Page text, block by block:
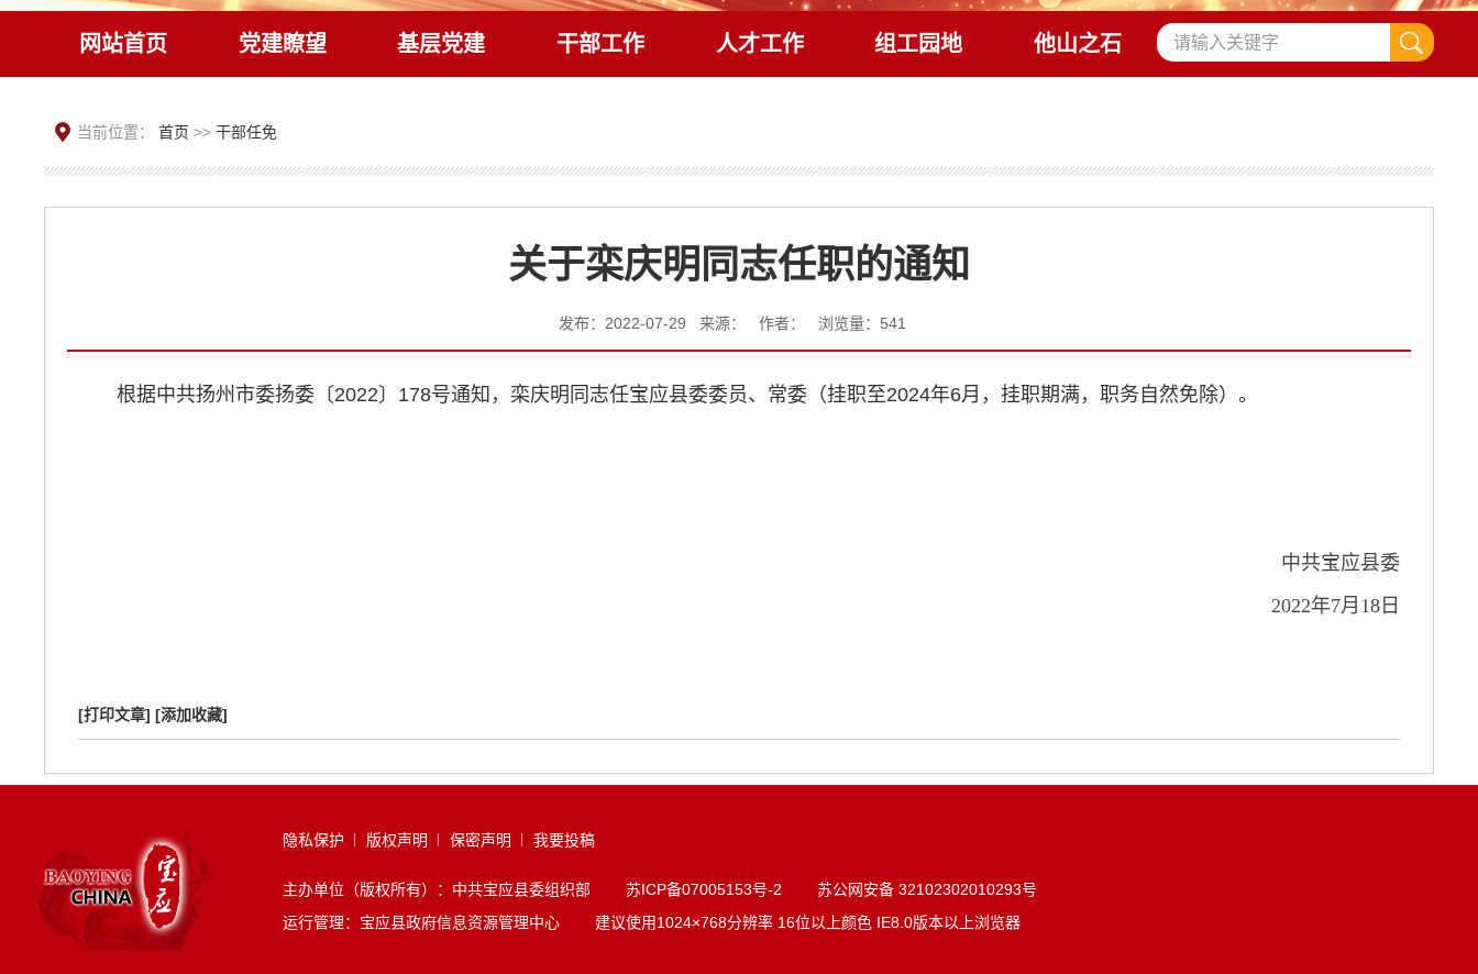
网站首页 党建瞭望 基层党建 干部工作 人才工作 组工园地 他山之石
当前位置： 首页 >> 干部任免
关于栾庆明同志任职的通知
发布：2022-07-29 来源： 作者： 浏览量： 541
根据中共扬州市委扬委〔2022〕178号通知，栾庆明同志任宝应县委委员、常委（挂职至2024年6月，挂职期满，职务自然免除）。
中共宝应县委
2022年7月18日
[打印文章] [添加收藏]
隐私保护 版权声明 保密声明 我要投稿
主办单位（版权所有）：中共宝应县委组织部苏ICP备07005153号-2
苏公网安备 32102302010293号
运行管理：宝应县政府信息资源管理中心 建议使用1024×768分辨率 16位以上颜色 IE8.0版本以上浏览器